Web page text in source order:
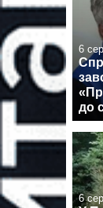
6
до
6